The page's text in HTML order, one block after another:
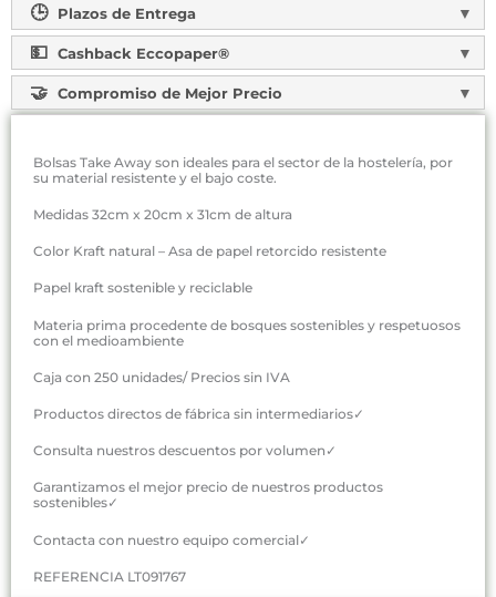
Plazos de Entrega
Cashback Eccopaper®
Compromiso de Mejor Precio
Bolsas Take Away son ideales para el sector de la hostelería, por
su material resistente y el bajo coste.
Medidas 32cm x 20cm x 31cm de altura
Color Kraft natural – Asa de papel retorcido resistente
Papel kraft sostenible y reciclable
Materia prima procedente de bosques sostenibles y respetuosos
con el medioambiente
Caja con 250 unidades/ Precios sin IVA
Productos directos de fábrica sin intermediarios✓
Consulta nuestros descuentos por volumen✓
Garantizamos el mejor precio de nuestros productos
sostenibles✓
Contacta con nuestro equipo comercial✓
REFERENCIA LT091767